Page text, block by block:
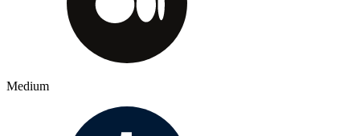
Medium